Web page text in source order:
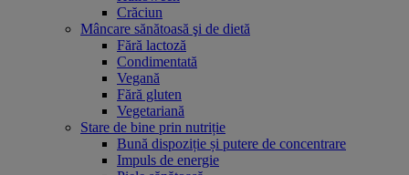
Crăciun
Mâncare sănătoasă şi de dietă
Fără lactoză
Condimentată
Vegană
Fără gluten
Vegetariană
Stare de bine prin nutriție
Bună dispoziție și putere de concentrare
Impuls de energie